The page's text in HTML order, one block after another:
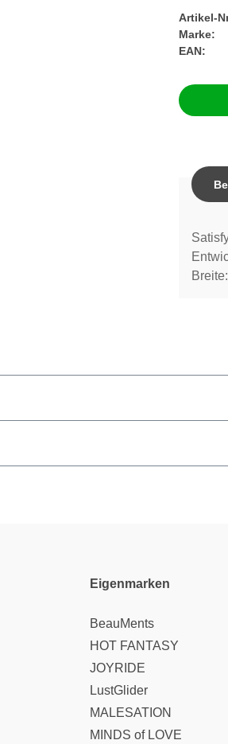
Artikel-
Marke:
EAN:
Eigenmarken
BeauMents
HOT FANTASY
JOYRIDE
LustGlider
MALESATION
MINDS of LOVE